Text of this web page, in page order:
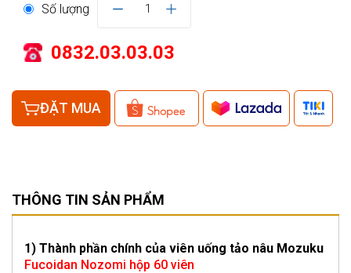
Số lượng 1
0832.03.03.03
ĐẶT MUA
THÔNG TIN SẢN PHẨM
1) Thành phần chính của viên uống tảo nâu Mozuku
Fucoidan Nozomi hộp 60 viên